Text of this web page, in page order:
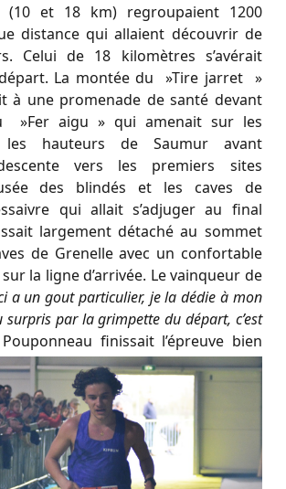
(10 et 18 km) regroupaient 1200
distance qui allaient découvrir de
Celui de 18 kilomètres s’avérait
La montée du »Tire jarret »
à une promenade de santé devant
»Fer aigu » qui amenait sur les
hauteurs de Saumur avant
vers les premiers sites
des blindés et les caves de
qui allait s’adjuger au final
largement détaché au sommet
de Grenelle avec un confortable
la ligne d’arrivée. Le vainqueur de
a un gout particulier, je la dédie à mon
par la grimpette du départ, c’est
finissait l’épreuve bien